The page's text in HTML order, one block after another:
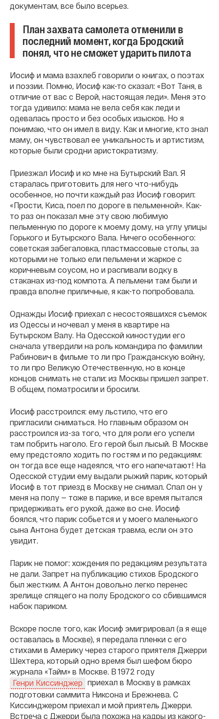
документам, все было всерьез.
План захвата самолета отменили в
последний момент, когда Бродский
понял, что не сможет ударить пилота
Иосиф и мама взахлеб говорили о книгах, о поэтах
и поэзии. Помню, Иосиф как-то сказал: «Вот Таня, в
отличие от вас с Верой, настоящая леди». Меня это
тогда удивило: мама не вела себя как леди и
одевалась просто и без особых изысков. Но я
понимаю, что он имел в виду. Как и многие, кто знал
маму, он чувствовал ее уникальность и артистизм,
которые были сродни аристократизму.
Приезжал Иосиф и ко мне на Бутырский Вал. Я
старалась приготовить для него что-нибудь
особенное, но почти каждый раз Иосиф говорил:
«Прости, Киса, поел по дороге в пельменной». Как-
то раз он показал мне эту свою любимую
пельменную по дороге к моему дому, на углу улицы
Горького и Бутырского Вала. Ничего особенного:
советская забегаловка, пластмассовые столы, за
которыми не только ели пельмени и жаркое с
коричневым соусом, но и распивали водку в
стаканах из-под компота. А пельмени там были и
правда вполне приличные, я как-то попробовала.
Однажды Иосиф приехал с несостоявшихся съемок
из Одессы и ночевал у меня в квартире на
Бутырском Валу. На Одесской киностудии его
сначала утвердили на роль командира по фамилии
Рабинович в фильме то ли про Гражданскую войну,
то ли про Великую Отечественную, но в конце
концов снимать не стали: из Москвы пришел запрет.
В общем, поматросили и бросили.
Иосиф расстроился: ему льстило, что его
пригласили сниматься. Но главным образом он
расстроился из-за того, что для роли его успели
там побрить наголо. Его герой был лысый. В Москве
ему предстояло ходить по гостям и по редакциям:
он тогда все еще надеялся, что его напечатают! На
Одесской студии ему выдали рыжий парик, который
Иосиф в тот приезд в Москву не снимал. Спал он у
меня на полу — тоже в парике, и все время пытался
придерживать его рукой, даже во сне. Иосиф
боялся, что парик собьется и у моего маленького
сына Антона будет детская травма, если он это
увидит.
Парик не помог: хождения по редакциям результата
не дали. Запрет на публикацию стихов Бродского
был жестким. А Антон довольно легко перенес
зрелище спящего на полу Бродского со сбившимся
набок париком.
Вскоре после того, как Иосиф эмигрировал (а я еще
оставалась в Москве), я передала пленки с его
стихами в Америку через старого приятеля Джерри
Шехтера, который одно время был шефом бюро
журнала «Тайм» в Москве. В 1972 году
Генри Киссинджер приехал в Москву в рамках
подготовки саммита Никсона и Брежнева. С
Киссинджером приехал и мой приятель Джерри.
Встреча с Джерри была похожа на кадры из какого-